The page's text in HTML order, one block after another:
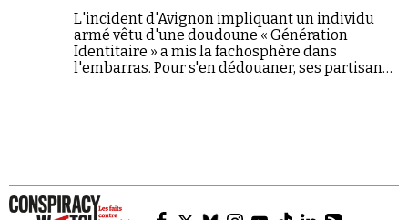
L'incident d'Avignon impliquant un individu
armé vêtu d'une doudoune « Génération
Identitaire » a mis la fachosphère dans
l'embarras. Pour s'en dédouaner, ses partisans